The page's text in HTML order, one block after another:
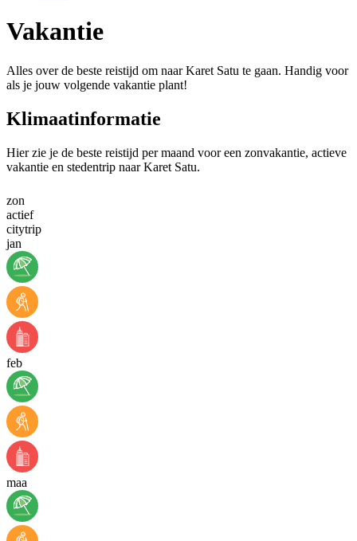
Vakantie
Alles over de beste reistijd om naar Karet Satu te gaan. Handig voor
als je jouw volgende vakantie plant!
Klimaatinformatie
Hier zie je de beste reistijd per maand voor een zonvakantie, actieve
vakantie en stedentrip naar Karet Satu.
zon
actief
citytrip
jan
feb
maa